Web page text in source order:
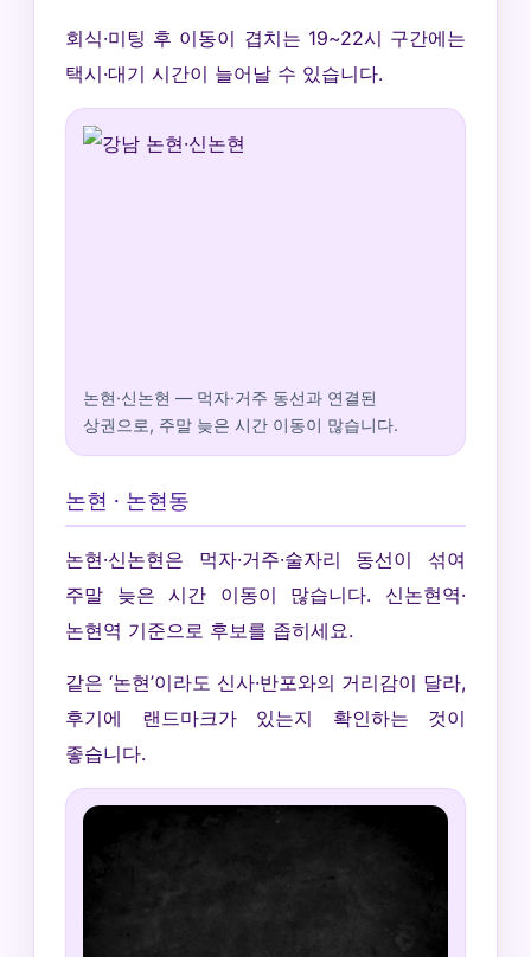
회식·미팅 후 이동이 겹치는 19~22시 구간에는
택시·대기 시간이 늘어날 수 있습니다.
논현·신논현 — 먹자·거주 동선과 연결된
상권으로, 주말 늦은 시간 이동이 많습니다.
논현 · 논현동
논현·신논현은 먹자·거주·술자리 동선이 섞여
주말 늦은 시간 이동이 많습니다. 신논현역·
논현역 기준으로 후보를 좁히세요.
같은 ‘논현’이라도 신사·반포와의 거리감이 달라,
후기에 랜드마크가 있는지 확인하는 것이
좋습니다.